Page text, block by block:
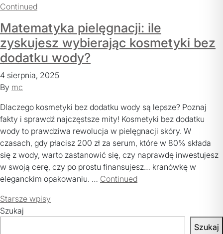
Continued
Matematyka pielęgnacji: ile
zyskujesz wybierając kosmetyki bez
dodatku wody?
4 sierpnia, 2025
By mc
Dlaczego kosmetyki bez dodatku wody są lepsze? Poznaj
fakty i sprawdź najczęstsze mity! Kosmetyki bez dodatku
wody to prawdziwa rewolucja w pielęgnacji skóry. W
czasach, gdy płacisz 200 zł za serum, które w 80% składa
się z wody, warto zastanowić się, czy naprawdę inwestujesz
w swoją cerę, czy po prostu finansujesz… kranówkę w
eleganckim opakowaniu. … Continued
Nawigacja
po
Starsze wpisy
Szukaj
Szukaj